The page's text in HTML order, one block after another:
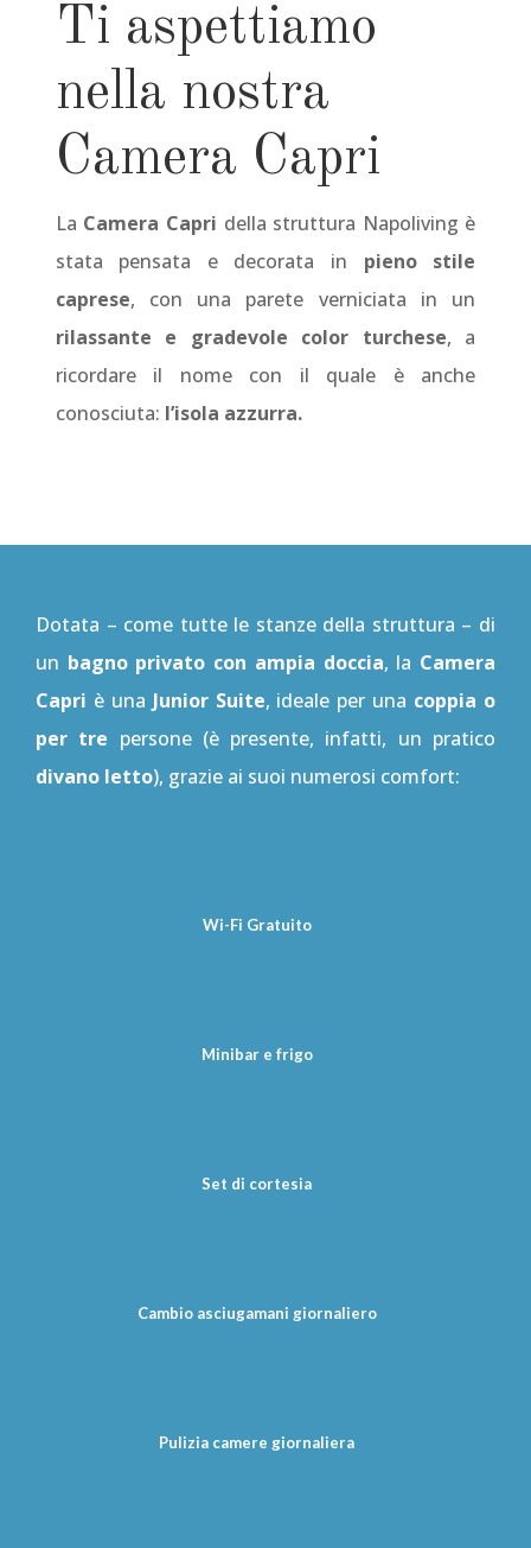
Ti aspettiamo
nella nostra
Camera Capri
La Camera Capri della struttura Napoliving è
stata pensata e decorata in pieno stile
caprese, con una parete verniciata in un
rilassante e gradevole color turchese, a
ricordare il nome con il quale è anche
conosciuta: l’isola azzurra.
Dotata – come tutte le stanze della struttura – di
un bagno privato con ampia doccia, la Camera
Capri è una Junior Suite, ideale per una coppia o
per tre persone (è presente, infatti, un pratico
divano letto), grazie ai suoi numerosi comfort:
Wi-Fi Gratuito
Minibar e frigo
Set di cortesia
Cambio asciugamani giornaliero
Pulizia camere giornaliera